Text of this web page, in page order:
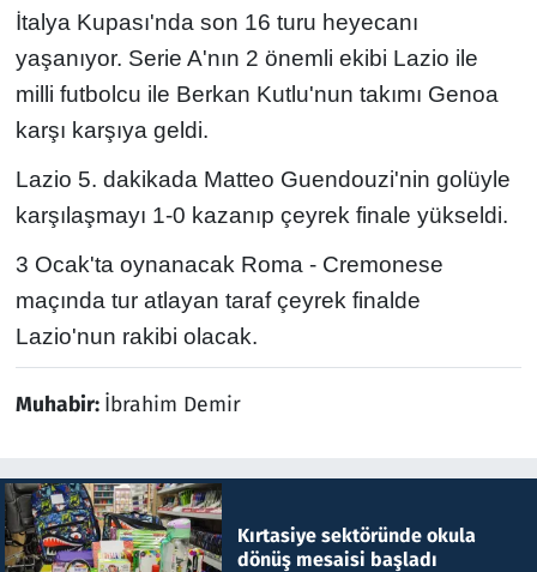
İtalya Kupası'nda son 16 turu heyecanı
yaşanıyor. Serie A'nın 2 önemli ekibi Lazio ile
milli futbolcu ile Berkan Kutlu'nun takımı Genoa
karşı karşıya geldi.
Lazio 5. dakikada Matteo Guendouzi'nin golüyle
karşılaşmayı 1-0 kazanıp çeyrek finale yükseldi.
3 Ocak'ta oynanacak Roma - Cremonese
maçında tur atlayan taraf çeyrek finalde
Lazio'nun rakibi olacak.
Muhabir: İbrahim Demir
Kırtasiye sektöründe okula
dönüş mesaisi başladı
Seçim 2023
Spor
Teknoloji ve Bilim
Televizyon